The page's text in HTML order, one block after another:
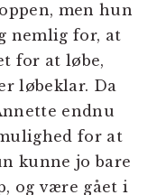
men hun
nemlig for, at
for at løbe,
løbeklar. Da
endnu
for at
kunne jo bare
og være gået i